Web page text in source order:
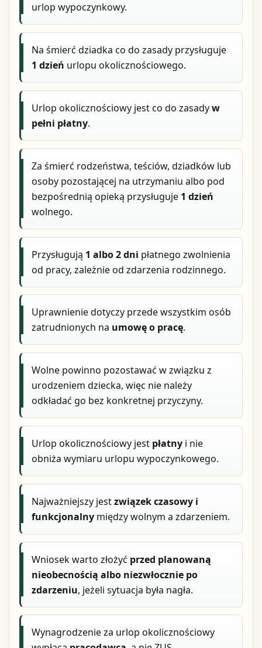
urlop wypoczynkowy.
Na śmierć dziadka co do zasady przysługuje
1 dzień urlopu okolicznościowego.
Urlop okolicznościowy jest co do zasadyw
pełni płatny.
Za śmierć rodzeństwa, teściów, dziadków lub
osoby pozostającej na utrzymaniu albo pod
bezpośrednią opieką przysługuje 1 dzień
wolnego.
Przysługują 1 albo 2 dni płatnego zwolnienia
od pracy, zależnie od zdarzenia rodzinnego.
Uprawnienie dotyczy przede wszystkim osób
zatrudnionych na umowę o pracę.
Wolne powinno pozostawać w związku z
urodzeniem dziecka, więc nie należy
odkładać go bez konkretnej przyczyny.
Urlop okolicznościowy jest płatny i nie
obniża wymiaru urlopu wypoczynkowego.
Najważniejszy jestzwiązek czasowy i
funkcjonalny między wolnym a zdarzeniem.
Wniosek warto złożyć przed planowaną
nieobecnością albo niezwłocznie po
zdarzeniu, jeżeli sytuacja była nagła.
Wynagrodzenie za urlop okolicznościowy